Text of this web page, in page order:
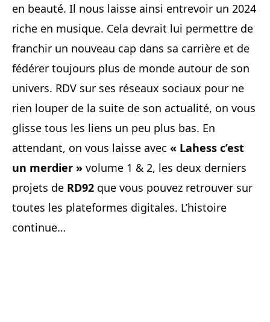
en beauté. Il nous laisse ainsi entrevoir un 2024
riche en musique. Cela devrait lui permettre de
franchir un nouveau cap dans sa carrière et de
fédérer toujours plus de monde autour de son
univers. RDV sur ses réseaux sociaux pour ne
rien louper de la suite de son actualité, on vous
glisse tous les liens un peu plus bas. En
attendant, on vous laisse avec « Lahess c’est
un merdier » volume 1 & 2, les deux derniers
projets de RD92 que vous pouvez retrouver sur
toutes les plateformes digitales. L’histoire
continue…